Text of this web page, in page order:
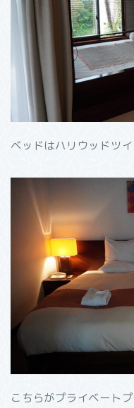
ベッドはハリウッドツ
こちらがプライベート